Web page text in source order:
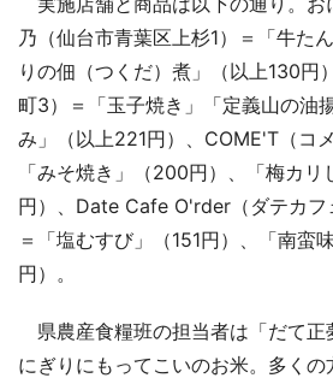
乃（仙台市青葉区上杉1）＝「牛た
りの佃（つくだ）煮」（以上130円
町3）＝「玉子焼き」「定義山の油
み」（以上221円）、COME'T（コ
「みそ焼き」（200円）、「梅カ
円）、Date Cafe O'rder（ダテカフ
＝「塩むすび」（151円）、「南蛮
円）。
県農産食糧班の担当者は「だて正
にぎりにもってこいのお米。多く